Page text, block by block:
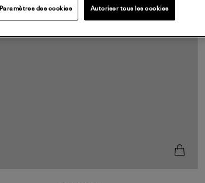
Paramètres des cookies Autoriser tous les cookies